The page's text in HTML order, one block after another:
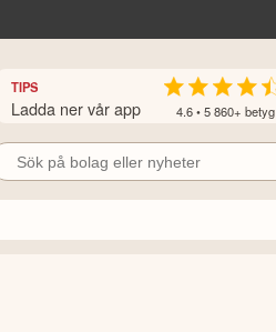
TIPS
Ladda ner vår app 4.6 • 5 860+ betyg